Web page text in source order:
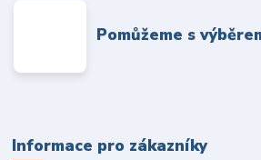
Pomůžeme s
Informace pro zákazníky